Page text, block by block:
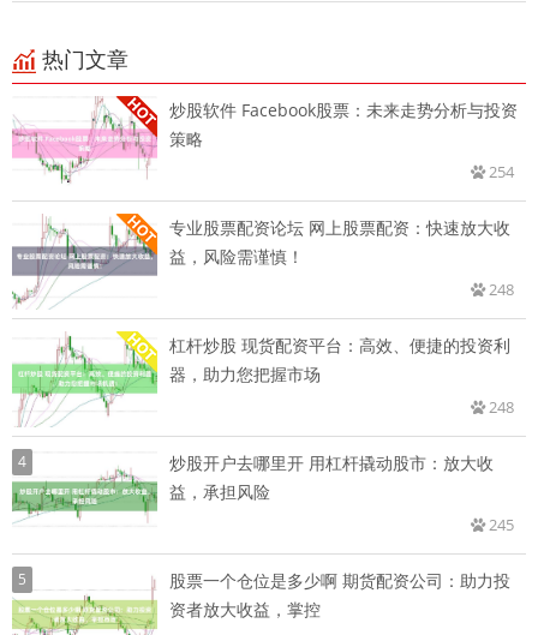
热门文章
炒股软件 Facebook股票：未来走势分析与投资
策略
254
专业股票配资论坛 网上股票配资：快速放大收
益，风险需谨慎！
248
杠杆炒股 现货配资平台：高效、便捷的投资利
器，助力您把握市场
248
4
炒股开户去哪里开 用杠杆撬动股市：放大收
益，承担风险
245
5
股票一个仓位是多少啊 期货配资公司：助力投
资者放大收益，掌控